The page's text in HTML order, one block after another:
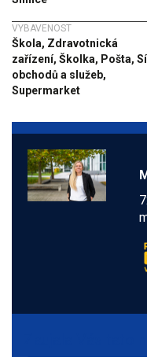
VYBAVENOST
Škola, Zdravotnická
zařízení, Školka, Pošta,
obchodů a služeb,
Supermarket